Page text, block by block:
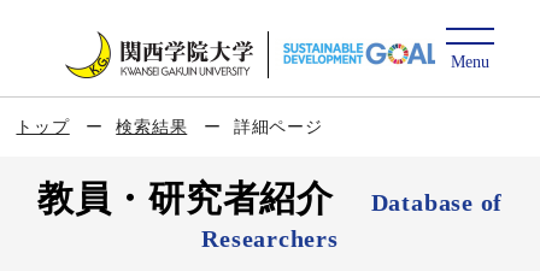
トップ 検索結果 詳細ページ
教員・研究者紹介
Database of
Researchers